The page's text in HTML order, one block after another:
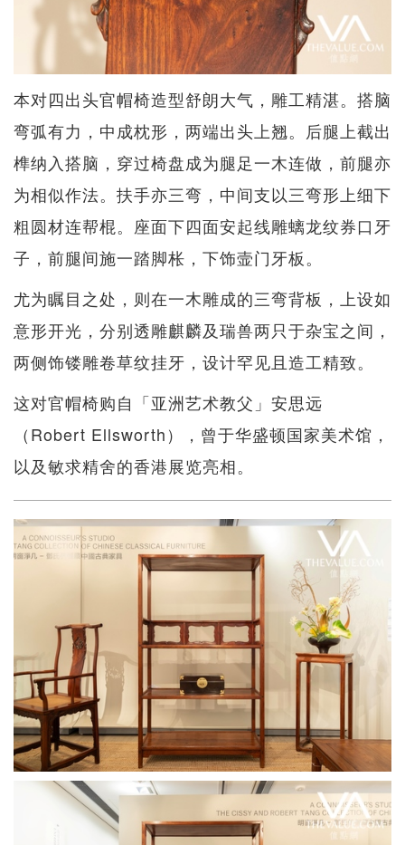
本对四出头官帽椅造型舒朗大气，雕工精湛。搭脑
弯弧有力，中成枕形，两端出头上翘。后腿上截出
榫纳入搭脑，穿过椅盘成为腿足一木连做，前腿亦
为相似作法。扶手亦三弯，中间支以三弯形上细下
粗圆材连帮棍。座面下四面安起线雕螭龙纹券口牙
子，前腿间施一踏脚枨，下饰壸门牙板。
尤为瞩目之处，则在一木雕成的三弯背板，上设如
意形开光，分别透雕麒麟及瑞兽两只于杂宝之间，
两侧饰镂雕卷草纹挂牙，设计罕见且造工精致。
这对官帽椅购自「亚洲艺术教父」安思远
（Robert Ellsworth），曾于华盛顿国家美术馆，
以及敏求精舍的香港展览亮相。